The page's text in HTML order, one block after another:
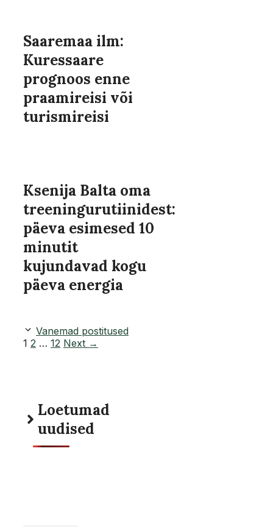
Saaremaa ilm:
Kuressaare
prognoos enne
praamireisi või
turismireisi
Ksenija Balta oma
treeningurutiinidest:
päeva esimesed 10
minutit
kujundavad kogu
päeva energia
Vanemad postitused
Page
1 Page
2 … Page
12 Next →
Loetumad
uudised